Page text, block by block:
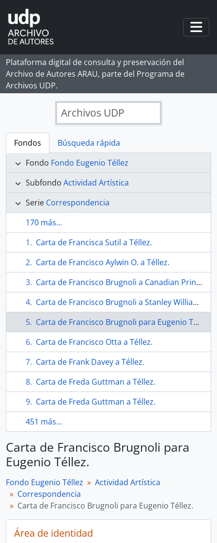
Skip to main content
Plataforma digital de consulta y preservación del
Archivo de Autores ARAU, parte del Programa de
Archivos UDP.
Archivos UDP
Fondos
Búsqueda rápida
Fondo Fondo Eugenio Téllez
Subfondo Actividad Artística
Serie Correspondencia
170 más...
Carta de Francisca Sutil a Téllez.
Carta de Francisco Aylwin O. a Téllez.
Carta de Francisco Brugnoli a Canadian Printmaker Council.
Carta de Francisco Brugnoli a Stanley William Hayter.
Carta de Francisco Brugnoli para Eugenio Téllez.
Carta de Francisco Otta a Téllez.
Carta de Frank Davey a Téllez.
Carta de Freda Guttman a Téllez.
Carta de Freda Guttman a Téllez.
451 más...
Carta de Francisco Brugnoli para
Eugenio Téllez.
Fondo Eugenio Téllez
Actividad Artística
Correspondencia
Carta de Francisco Brugnoli para Eugenio Téllez.
Área de identidad